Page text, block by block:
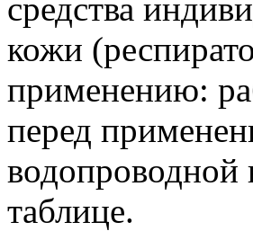
средства
кожи
применению:
перед
водопроводной
таблице.